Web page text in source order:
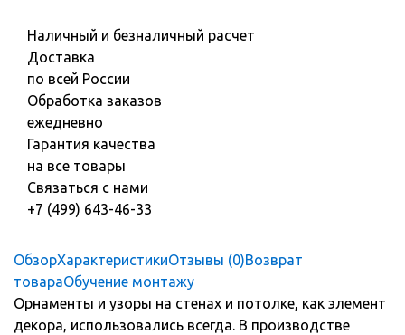
Наличный и безналичный расчет
Доставка
по всей России
Обработка заказов
ежедневно
Гарантия качества
на все товары
Связаться с нами
+7 (499) 643-46-33
ОбзорХарактеристикиОтзывы (0)Возврат
товараОбучение монтажу
Орнаменты и узоры на стенах и потолке, как элемент
декора, использовались всегда. В производстве